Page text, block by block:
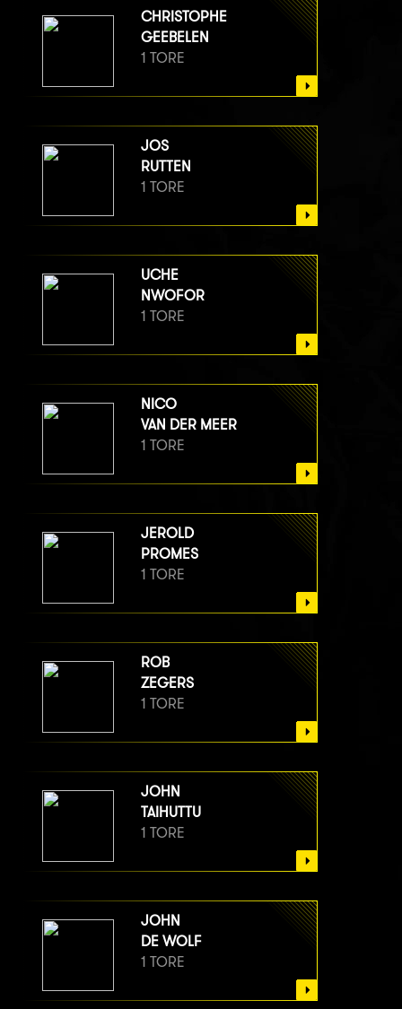
CHRISTOPHE
GEEBELEN
1 TORE
JOS
RUTTEN
1 TORE
UCHE
NWOFOR
1 TORE
NICO
VAN DER MEER
1 TORE
JEROLD
PROMES
1 TORE
ROB
ZEGERS
1 TORE
JOHN
TAIHUTTU
1 TORE
JOHN
DE WOLF
1 TORE